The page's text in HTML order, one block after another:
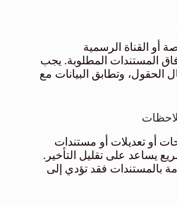
أو القناة الرسمية
المستندات المطلوبة. يجب
الحقول، وتطابق البيانات مع
أو تعديلات أو مستندات
يساعد على تقليل التأخير.
بالمستندات فقد تؤدي إلى